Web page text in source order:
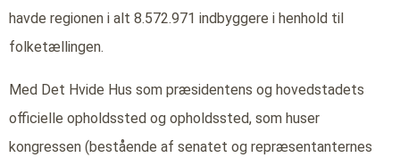
havde regionen i alt 8.572.971 indbyggere i henhold til
folketællingen.
Med Det Hvide Hus som præsidentens og hovedstadets
officielle opholdssted og opholdssted, som huser
kongressen (bestående af senatet og repræsentanternes